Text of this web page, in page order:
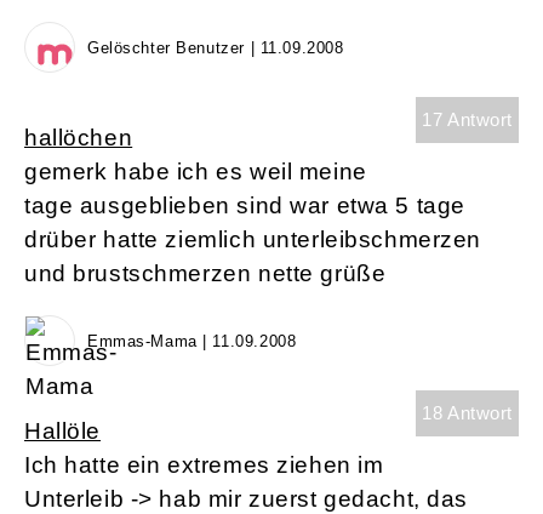
Gelöschter Benutzer | 11.09.2008
17 Antwort
hallöchen
gemerk habe ich es weil meine
tage ausgeblieben sind war etwa 5 tage
drüber hatte ziemlich unterleibschmerzen
und brustschmerzen nette grüße
Emmas-Mama | 11.09.2008
18 Antwort
Hallöle
Ich hatte ein extremes ziehen im
Unterleib -> hab mir zuerst gedacht, das